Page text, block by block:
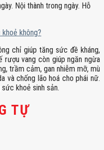
Nội thành trong ngày. Hỗ
không?
chỉ giúp tăng sức đề kháng,
vang còn giúp ngăn ngừa
trầm cảm, gan nhiễm mỡ, mù
và chống lão hoá cho phái nữ.
khoẻ sinh sản.
TỰ